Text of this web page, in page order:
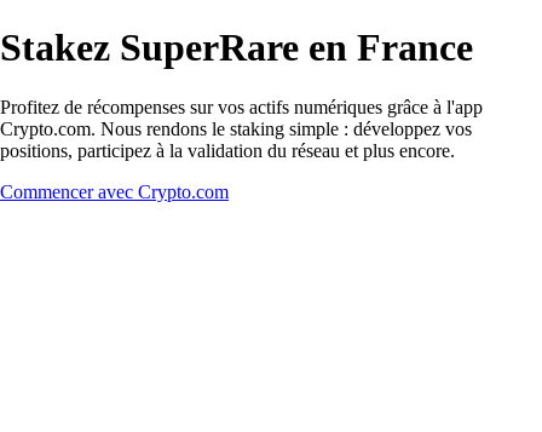
Stakez SuperRare en France
Profitez de récompenses sur vos actifs numériques grâce à l'app
Crypto.com. Nous rendons le staking simple : développez vos
positions, participez à la validation du réseau et plus encore.
Commencer avec Crypto.com